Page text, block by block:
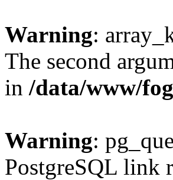
Warning:
The second
in /data/www/
Warning:
PostgreSQL link